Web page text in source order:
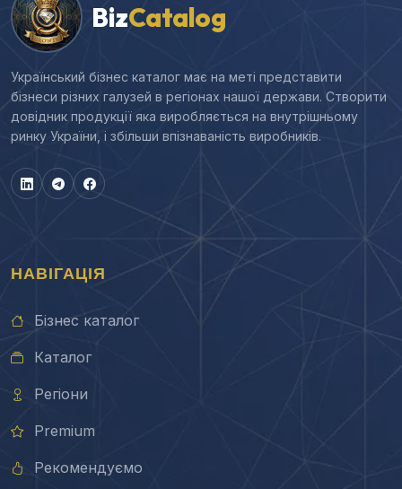
BizCatalog
Український бізнес каталог має на меті представити
бізнеси різних галузей в регіонах нашої держави. Створити
довідник продукції яка виробляється на внутрішньому
ринку України, і збільши впізнаваність виробників.
НАВІГАЦІЯ
Бізнес каталог
Каталог
Регіони
Premium
Рекомендуємо